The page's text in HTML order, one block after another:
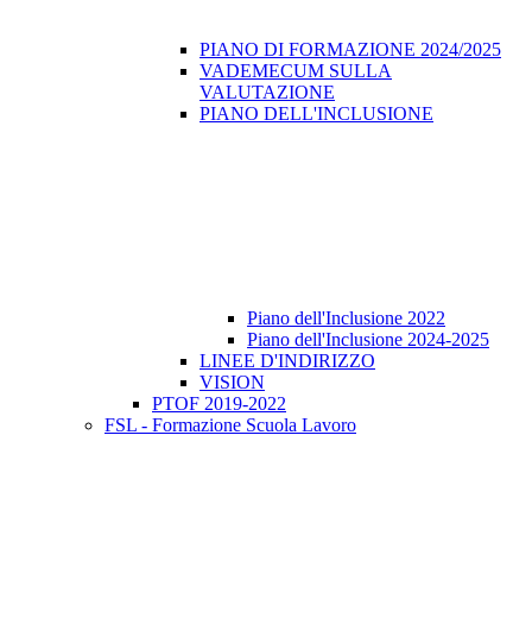
PIANO DI FORMAZIONE 2024/2025
VADEMECUM SULLA
VALUTAZIONE
PIANO DELL'INCLUSIONE
Piano dell'Inclusione 2022
Piano dell'Inclusione 2024-2025
LINEE D'INDIRIZZO
VISION
PTOF 2019-2022
FSL - Formazione Scuola Lavoro